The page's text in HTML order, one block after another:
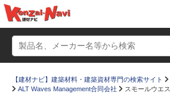
【建材ナビ】建築材料・建築資材専門の検索サイト
ALT Waves Management合同会社
スモールウエ